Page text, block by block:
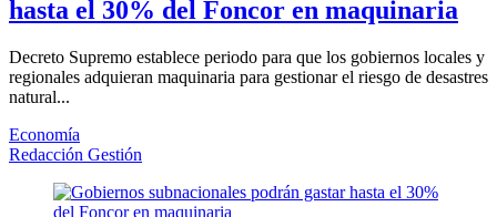
hasta el 30% del Foncor en maquinaria
Decreto Supremo establece periodo para que los gobiernos locales y
regionales adquieran maquinaria para gestionar el riesgo de desastres
natural...
Economía
Redacción Gestión